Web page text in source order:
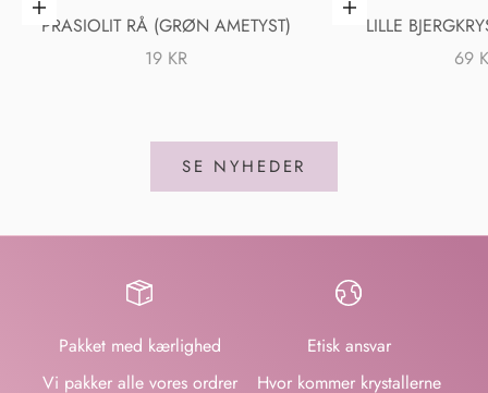
Føj til indkøbskurv
PRASIOLIT RÅ (GRØN AMETYST)
SALGSPRIS
19 KR
Føj til indkøbskurv
LILLE
69
SE NYHEDER
Pakket med kærlighed
Vi pakker alle vores ordrer
Etisk ansvar
Hvor kommer krystallerne